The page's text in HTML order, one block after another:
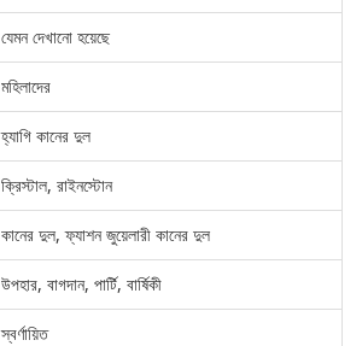
যেমন দেখানো হয়েছে
মহিলাদের
হ্যাগি কানের দুল
ক্রিস্টাল, রাইনস্টোন
কানের দুল, ফ্যাশন জুয়েলারী কানের দুল
উপহার, বাগদান, পার্টি, বার্ষিকী
স্বর্ণায়িত